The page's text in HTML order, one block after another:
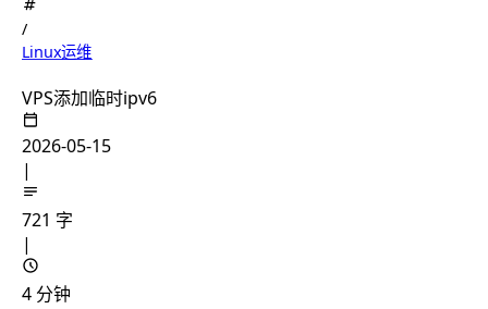
/
Linux运维
VPS添加临时ipv6
2026-05-15
|
721 字
|
4 分钟